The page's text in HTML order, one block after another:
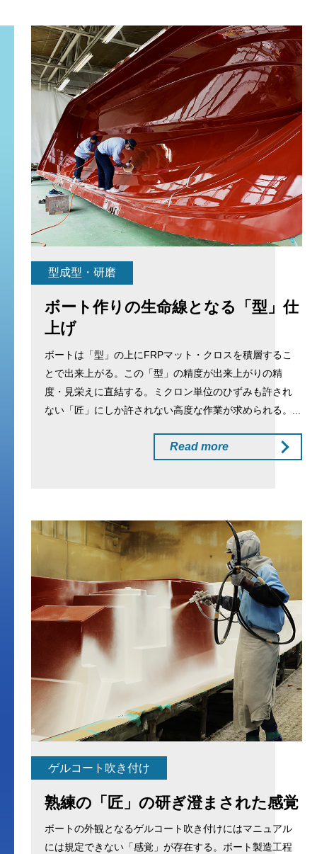
型成型・研磨
ボート作りの生命線となる「型」仕
上げ
ボートは「型」の上にFRPマット・クロスを積層するこ
とで出来上がる。この「型」の精度が出来上がりの精
度・見栄えに直結する。ミクロン単位のひずみも許され
ない「匠」にしか許されない高度な作業が求められる。...
Read more
ゲルコート吹き付け
熟練の「匠」の研ぎ澄まされた感覚
ボートの外観となるゲルコート吹き付けにはマニュアル
には規定できない「感覚」が存在する。ボート製造工程